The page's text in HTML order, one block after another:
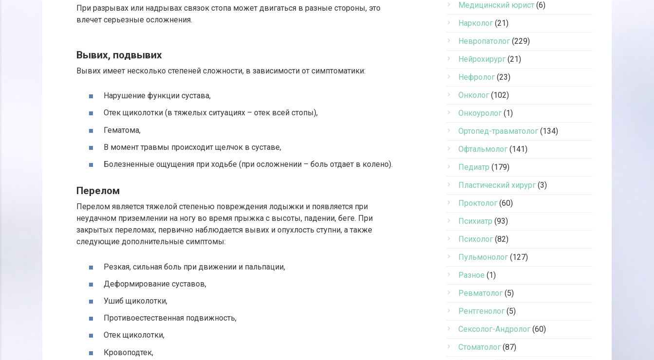
При разрывах или надрывах связок стопа может двигаться в разные стороны, это
влечет серьезные осложнения.
Вывих, подвывих
Вывих имеет несколько степеней сложности, в зависимости от симптоматики:
Нарушение функции сустава,
Отек щиколотки (в тяжелых ситуациях – отек всей стопы),
Гематома,
В момент травмы происходит щелчок в суставе,
Болезненные ощущения при ходьбе (при осложнении – боль отдает в колено).
Перелом
Перелом является тяжелой степенью повреждения лодыжки и появляется при
неудачном приземлении на ногу во время прыжка с высоты, падении, беге. При
закрытых переломах, первично наблюдается вывих и опухлость ступни, а также
следующие дополнительные симптомы:
Резкая, сильная боль при движении и пальпации,
Деформирование суставов,
Ушиб щиколотки,
Противоестественная подвижность,
Отек щиколотки,
Кровоподтек,
Медицинский юрист (6)
Нарколог (21)
Невропатолог (229)
Нейрохирург (21)
Нефролог (23)
Онколог (102)
Онкоуролог (1)
Ортопед-травматолог (134)
Офтальмолог (141)
Педиатр (179)
Пластический хирург (3)
Проктолог (60)
Психиатр (93)
Психолог (82)
Пульмонолог (127)
Разное (1)
Ревматолог (5)
Рентгенолог (5)
Сексолог-Андролог (60)
Стоматолог (87)